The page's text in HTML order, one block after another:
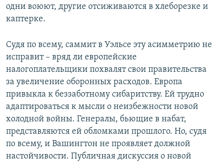
одни воюют, другие отсиживаются в хлеборезке и
каптерке.
Судя по всему, саммит в Уэльсе эту асимметрию не
исправит – вряд ли европейские
налогоплательщики похвалят свои правительства
за увеличение оборонных расходов. Европа
привыкла к беззаботному сибаритству. Ей трудно
адаптироваться к мысли о неизбежности новой
холодной войны. Генералы, бьющие в набат,
представляются ей обломками прошлого. Но, судя
по всему, и Вашингтон не проявляет должной
настойчивости. Публичная дискуссия о новой